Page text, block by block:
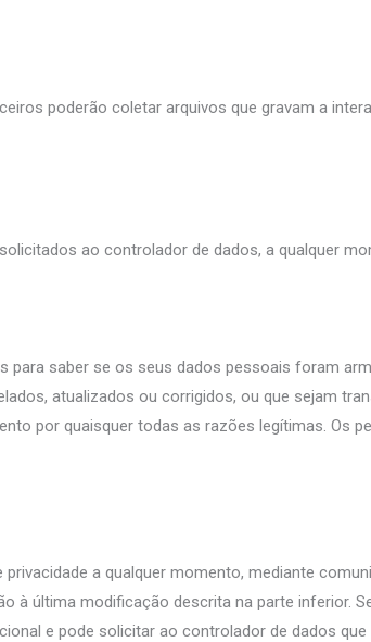
poderão coletar arquivos que gravam a
ao controlador de dados, a qualquer
saber se os seus dados pessoais foram
atualizados ou corrigidos, ou que sejam
por quaisquer todas as razões legítimas. Os
a qualquer momento, mediante
à última modificação descrita na parte inferior.
e pode solicitar ao controlador de dados